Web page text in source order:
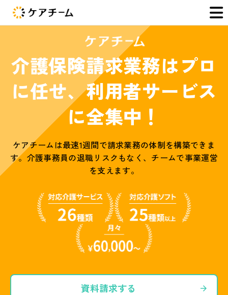
介護保険請求業務はプロ
に任せ、利用者サービス
に全集中！
ケアチームは最速1週間で請求業務の体制を構築できま
す。介護事務員の退職リスクもなく、チームで事業運営
を支えます。
資料請求する arrow_forward